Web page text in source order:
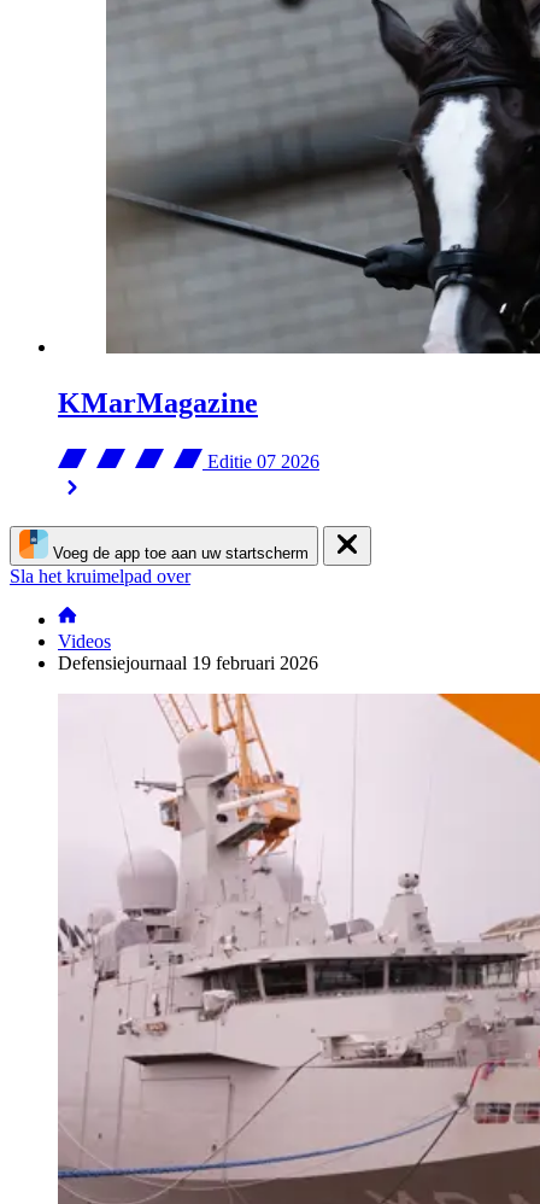
KMarMagazine
Editie 07 2026
Voeg de app toe aan uw startscherm
Sla het kruimelpad over
Videos
Defensiejournaal 19 februari 2026